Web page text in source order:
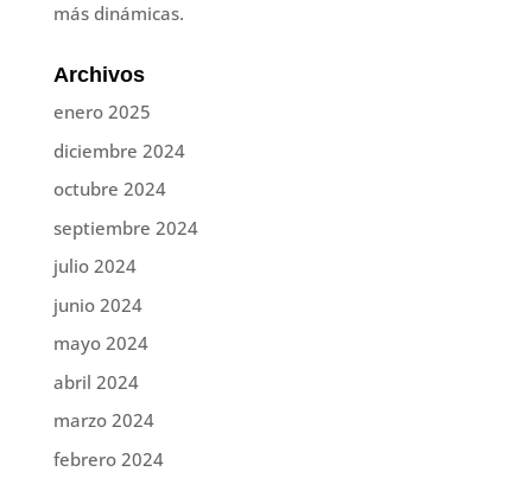
más dinámicas.
Archivos
enero 2025
diciembre 2024
octubre 2024
septiembre 2024
julio 2024
junio 2024
mayo 2024
abril 2024
marzo 2024
febrero 2024